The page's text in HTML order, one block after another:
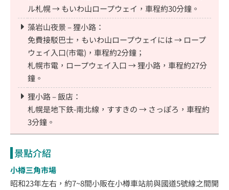
ル札幌 → もいわ山ロープウェイ，車程約30分鐘。
藻岩山夜景 – 狸小路：
免費接駁巴士，もいわ山ロープウェイには → ロープ
ウェイ入口(市電)，車程約2分鐘；
札幌市電，ロープウェイ入口 → 狸小路，車程約27分
鐘。
狸小路 – 飯店：
札幌是地下鉄-南北線，すすきの → さっぽろ，車程約
3分鐘。
景點介紹
小樽三角市場
昭和23年左右，約7~8間小販在小樽車站前與國道5號線之間開